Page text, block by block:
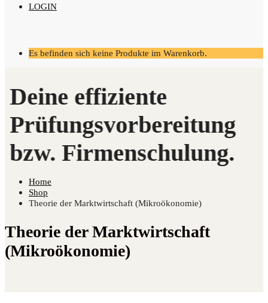
LOGIN
Es befinden sich keine Produkte im Warenkorb.
Home
Shop
Theorie der Marktwirtschaft (Mikroökonomie)
Theorie der Marktwirtschaft
(Mikroökonomie)